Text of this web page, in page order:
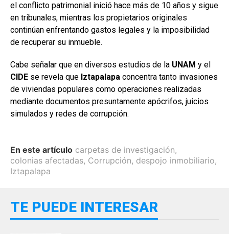
el conflicto patrimonial inició hace más de 10 años y sigue
en tribunales, mientras los propietarios originales
continúan enfrentando gastos legales y la imposibilidad
de recuperar su inmueble.
Cabe señalar que en diversos estudios de la UNAM y el
CIDE se revela que Iztapalapa concentra tanto invasiones
de viviendas populares como operaciones realizadas
mediante documentos presuntamente apócrifos, juicios
simulados y redes de corrupción.
En este artículo carpetas de investigación,
colonias afectadas, Corrupción, despojo inmobiliario,
Iztapalapa
TE PUEDE INTERESAR